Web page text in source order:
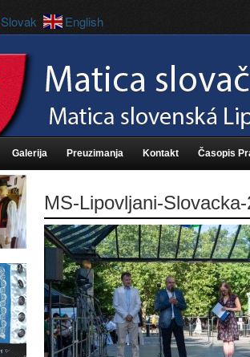
Galerija Preuzimanja Kontakt Časopis
MS-Lipovljani-
Slovak English